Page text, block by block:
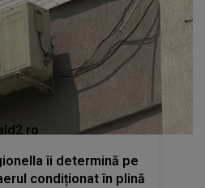
îi determină pe
condiționat în plină